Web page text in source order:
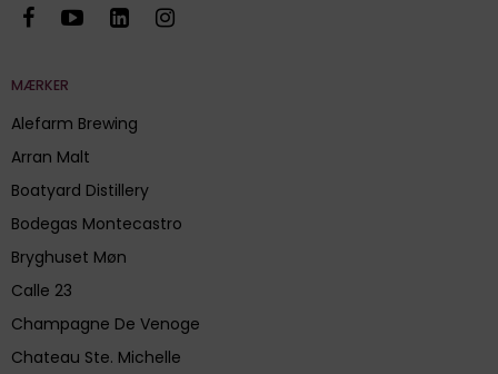
MÆRKER
Alefarm Brewing
Arran Malt
Boatyard Distillery
Bodegas Montecastro
Bryghuset Møn
Calle 23
Champagne De Venoge
Chateau Ste. Michelle